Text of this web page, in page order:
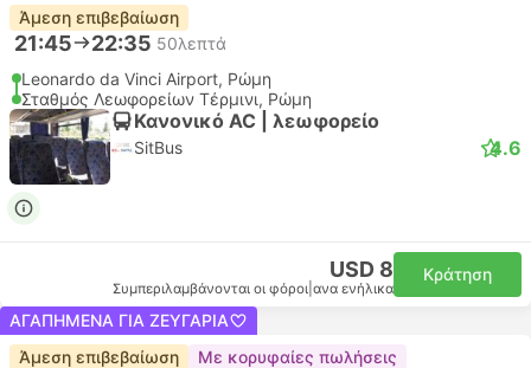
Άμεση επιβεβαίωση
21:45 22:35 50λεπτά
Leonardo da Vinci Airport, Ρώμη
Σταθμός Λεωφορείων Τέρμινι, Ρώμη
Κανονικό AC | λεωφορείο
SitBus 4.6
USD 8
Συμπεριλαμβάνονται οι φόροι ανα ενήλικα
Κράτηση
ΑΓΑΠΗΜΈΝΑ ΓΙΑ ΖΕΥΓΆΡΙΑ
Άμεση επιβεβαίωση
Με κορυφαίες πωλήσεις